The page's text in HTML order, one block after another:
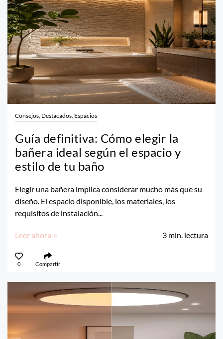
Consejos, Destacados, Espacios
Guía definitiva: Cómo elegir la
bañera ideal según el espacio y
estilo de tu baño
Elegir una bañera implica considerar mucho más que su
diseño. El espacio disponible, los materiales, los
requisitos de instalación...
Leer ahora > 3 min. lectura
0 Compartir